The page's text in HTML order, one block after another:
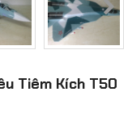
Tiêm Kích T50